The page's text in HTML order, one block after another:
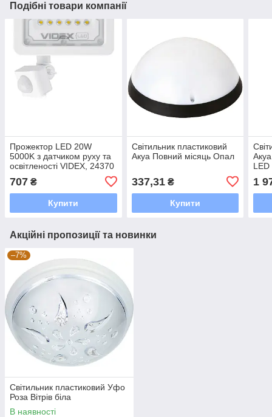
Подібні товари компанії
Прожектор LED 20W
5000K з датчиком руху та
освітленості VIDEX, 24370
707 ₴
Купити
Світильник пластиковий
Акуа Повний місяць Опал
337,31₴
Купити
LED
1
Акційні пропозиції та новинки
–7%
Світильник пластиковий Уфо
Роза Вітрів біла
В наявності